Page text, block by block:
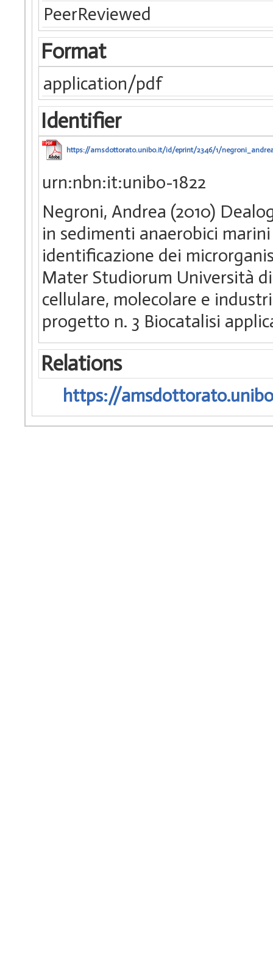
PeerReviewed
Format
application/pdf
Identifier
https://amsdottorato.unibo.it/id/eprint/2346/1/
urn:nbn:it:unibo-1822
Negroni, Andrea (2010)
in sedimenti anaerobici
identificazione dei
Mater Studiorum Università
cellulare, molecolare e
progetto n. 3 Biocatalisi
Relations
https://